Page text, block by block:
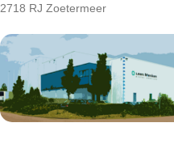
2718 RJ Zoetermeer